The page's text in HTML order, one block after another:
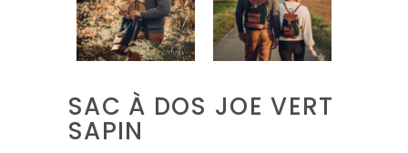
SAC À DOS JOE VERT
SAPIN